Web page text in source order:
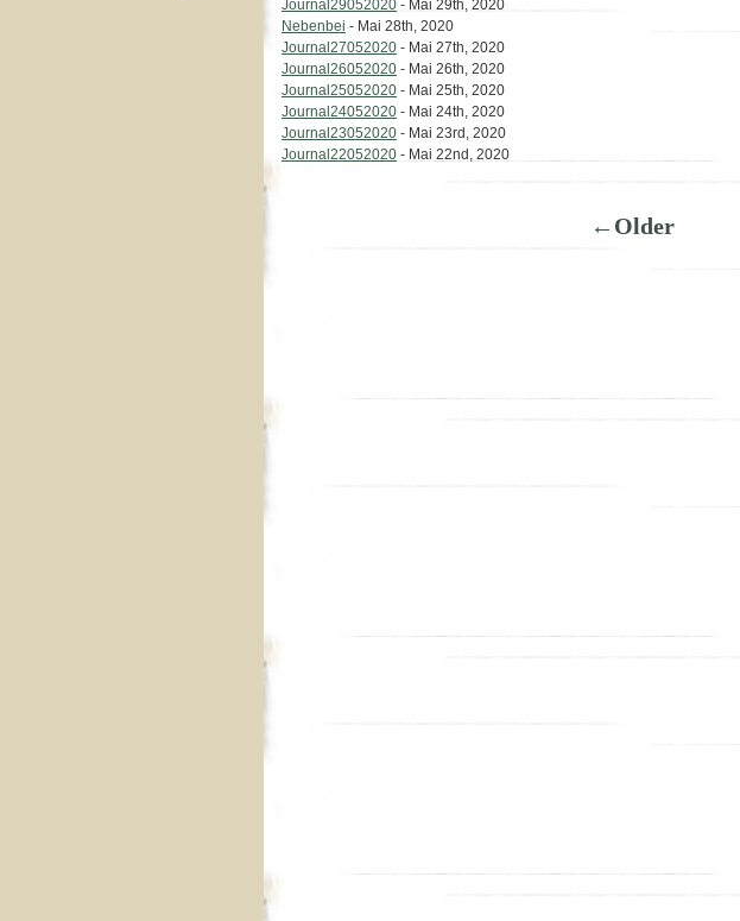
Journal29052020 - Mai 29th, 2020
Nebenbei - Mai 28th, 2020
Journal27052020 - Mai 27th, 2020
Journal26052020 - Mai 26th, 2020
Journal25052020 - Mai 25th, 2020
Journal24052020 - Mai 24th, 2020
Journal23052020 - Mai 23rd, 2020
Journal22052020 - Mai 22nd, 2020
←Older